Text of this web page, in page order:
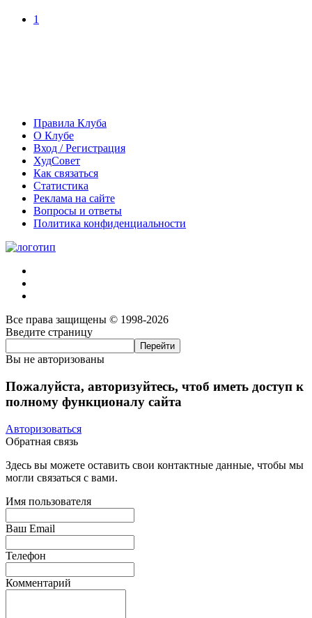
1
Правила Клуба
О Клубе
Вход / Регистрация
ХудСовет
Как связаться
Статистика
Реклама на сайте
Вопросы и ответы
Политика конфиденциальности
Все права защищены © 1998-2026
Введите страницу
Вы не авторизованы
Пожалуйста, авторизуйтесь, чтоб иметь доступ к
полному функционалу сайта
Авторизоваться
Обратная связь
Здесь вы можете оставить свои контактные данные, чтобы мы
могли связаться с вами.
Имя пользователя
Ваш Email
Телефон
Комментарий